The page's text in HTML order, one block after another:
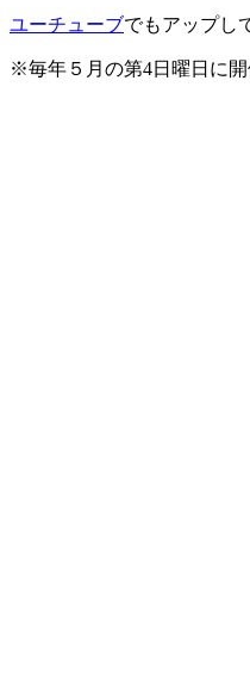
ユーチューブでもアップし
※毎年５月の第4日曜日に開